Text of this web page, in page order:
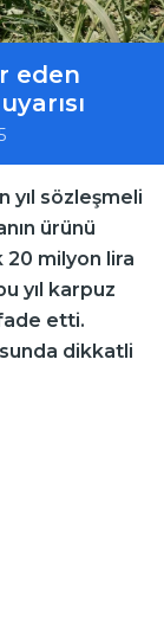
eden
yıl sözleşmeli
ürünü
20 milyon lira
yıl karpuz
etti.
dikkatli